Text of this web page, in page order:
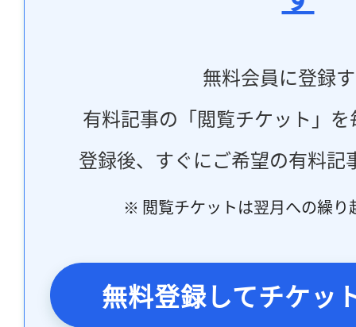
無料会員に登録
有料記事の「閲覧チケット」
登録後、すぐにご希望の有料記
※ 閲覧チケットは翌月への繰り
無料登録してチケッ